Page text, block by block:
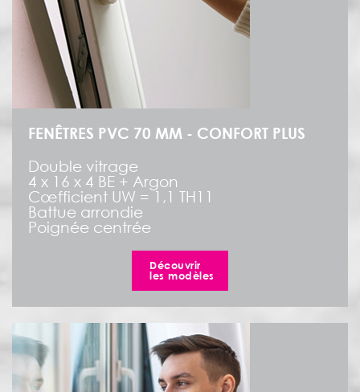
FENÊTRES PVC 70 MM - CONFORT PLUS
Double vitrage
4 x 16 x 4 BE + Argon
Cœfficient UW = 1,1 TH11
Battue arrondie
Poignée centrée
Découvrir
les modèles